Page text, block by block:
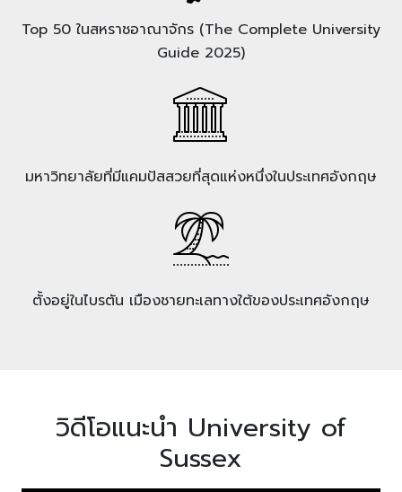
Top 50 ในสหราชอาณาจักร (The Complete University
Guide 2025)
มหาวิทยาลัยที่มีแคมปัสสวยที่สุดแห่งหนึ่งในประเทศอังกฤษ
ตั้งอยู่ในไบรตัน เมืองชายทะเลทางใต้ของประเทศอังกฤษ
วิดีโอแนะนำ University of
Sussex